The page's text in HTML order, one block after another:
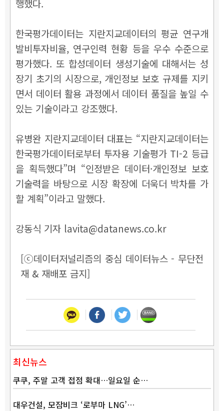
행했다.
한국평가데이터는 지란지교데이터의 평균 연구개
발비투자비율, 연구인력 현황 등을 우수 수준으로
평가했다. 또 합성데이터 생성기술에 대해서는 성
장기 초기의 시장으로, 개인정보 보호 규제를 지키
면서 데이터 활용 과정에서 데이터 품질을 높일 수
있는 기술이라고 강조했다.
유병완 지란지교데이터 대표는 “지란지교데이터는
한국평가데이터로부터 투자용 기술평가 TI-2 등급
을 획득했다”며 “인정받은 데이터·개인정보 보호
기술력을 바탕으로 시장 확장에 더욱더 박차를 가
할 계획”이라고 말했다.
강동식 기자 lavita@datanews.co.kr
[ⓒ데이터저널리즘의 중심 데이터뉴스 - 무단전
재 & 재배포 금지]
최신뉴스
쿠쿠, 주말 고객 접점 확대…일요일 순…
대우건설, 모잠비크 ‘로부마 LNG’…